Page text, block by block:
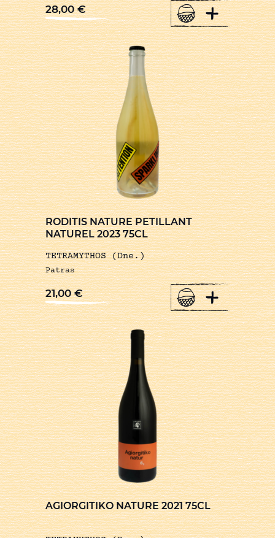
28,00€ +
RODITIS NATURE PETILLANT
NATUREL 2023 75CL
TETRAMYTHOS (Dne.)
Patras
21,00€ +
AGIORGITIKO NATURE 2021 75CL